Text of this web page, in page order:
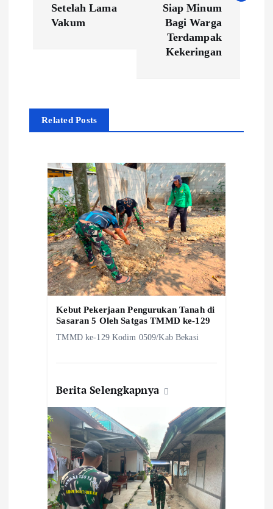
s
Setelah Lama
Vakum
Siap Minum
Bagi Warga
Terdampak
Kekeringan
Related Posts
Kebut Pekerjaan Pengurukan Tanah di
Sasaran 5 Oleh Satgas TMMD ke-129
TMMD ke-129 Kodim 0509/Kab Bekasi
Berita Selengkapnya